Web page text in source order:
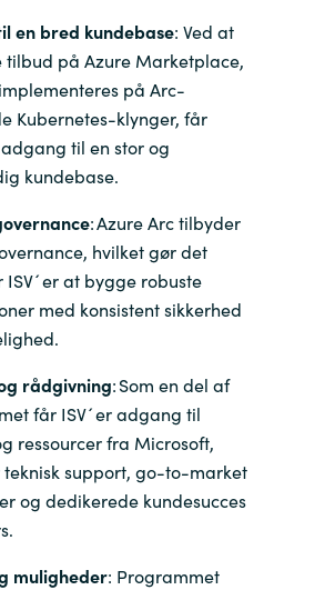
Malaysia
Middle East
Netherlands
Norway
Oman
Philippines
Poland
Portugal
Qatar
en bred kundebase: Ved at
tilbud på Azure Marketplace,
på Arc-
Kubernetes-klynger, får
til en stor og
kundebase.
: Azure Arc tilbyder
hvilket gør det
ISV´er at bygge robuste
med konsistent sikkerhed
rådgivning: Som en del af
får ISV´er adgang til
ressourcer fra Microsoft,
teknisk support, go-to-market
og dedikerede kundesucces
muligheder: Programmet